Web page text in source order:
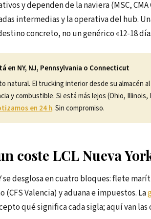
y dependen de la naviera (MSC,
intermedias y la operativa del hub.
concreto, no un genérico «12-18
en NY, NJ, Pennsylvania o Connecticut
natural. El trucking interior desde su almacén
y combustible. Si está más lejos (Ohio,
en 24 h. Sin compromiso.
coste LCL Nueva
se desglosa en cuatro bloques: flete
(CFS Valencia) y aduana e impuestos. La
qué significa cada sigla; aquí van